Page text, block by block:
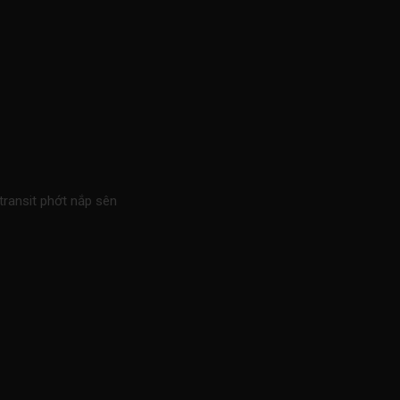
phớt nắp sên